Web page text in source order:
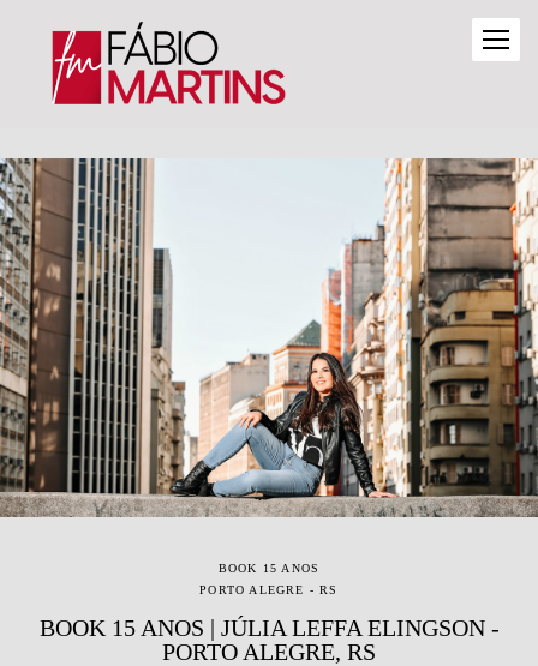
BOOK 15 ANOS
PORTO ALEGRE - RS
BOOK 15 ANOS | JÚLIA LEFFA ELINGSON -
PORTO ALEGRE, RS